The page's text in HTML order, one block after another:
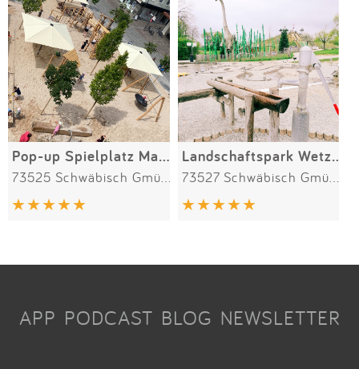
Pop-up Spielplatz Marktplatz Landschaftspark Wetzgau
APP PODCAST BLOG NEWSLETTER